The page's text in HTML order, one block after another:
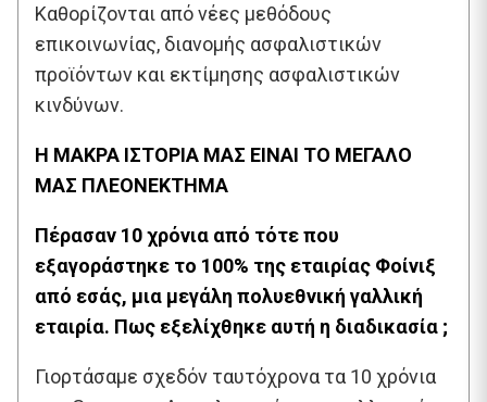
Καθορίζονται από νέες μεθόδους
επικοινωνίας, διανομής ασφαλιστικών
προϊόντων και εκτίμησης ασφαλιστικών
κινδύνων.
Η ΜΑΚΡΑ ΙΣΤΟΡΙΑ ΜΑΣ ΕΙΝΑΙ ΤΟ ΜΕΓΑΛΟ
ΜΑΣ ΠΛΕΟΝΕΚΤΗΜΑ
Πέρασαν 10 χρόνια από τότε που
εξαγοράστηκε το 100% της εταιρίας Φοίνιξ
από εσάς, μια μεγάλη πολυεθνική γαλλική
εταιρία. Πως εξελίχθηκε αυτή η διαδικασία ;
Γιορτάσαμε σχεδόν ταυτόχρονα τα 10 χρόνια